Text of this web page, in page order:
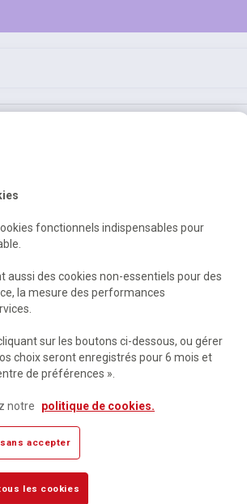
fonctionnels indispensables pour
des cookies non-essentiels pour des
la mesure des performances
sur les boutons ci-dessous, ou gérer
choix seront enregistrés pour 6 mois et
de préférences ».
notre politique de cookies.
accepter
les cookies